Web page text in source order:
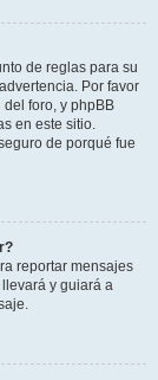
de reglas para su
Por favor
foro, y phpBB
en este sitio.
de porqué fue
reportar mensajes
y guiará a